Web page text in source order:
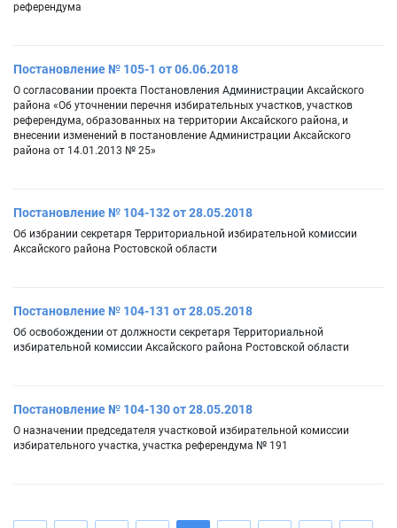
референдума
Постановление № 105-1 от 06.06.2018
О согласовании проекта Постановления Администрации Аксайского
района «Об уточнении перечня избирательных участков, участков
референдума, образованных на территории Аксайского района, и
внесении изменений в постановление Администрации Аксайского
района от 14.01.2013 № 25»
Постановление № 104-132 от 28.05.2018
Об избрании секретаря Территориальной избирательной комиссии
Аксайского района Ростовской области
Постановление № 104-131 от 28.05.2018
Об освобождении от должности секретаря Территориальной
избирательной комиссии Аксайского района Ростовской области
Постановление № 104-130 от 28.05.2018
О назначении председателя участковой избирательной комиссии
избирательного участка, участка референдума № 191